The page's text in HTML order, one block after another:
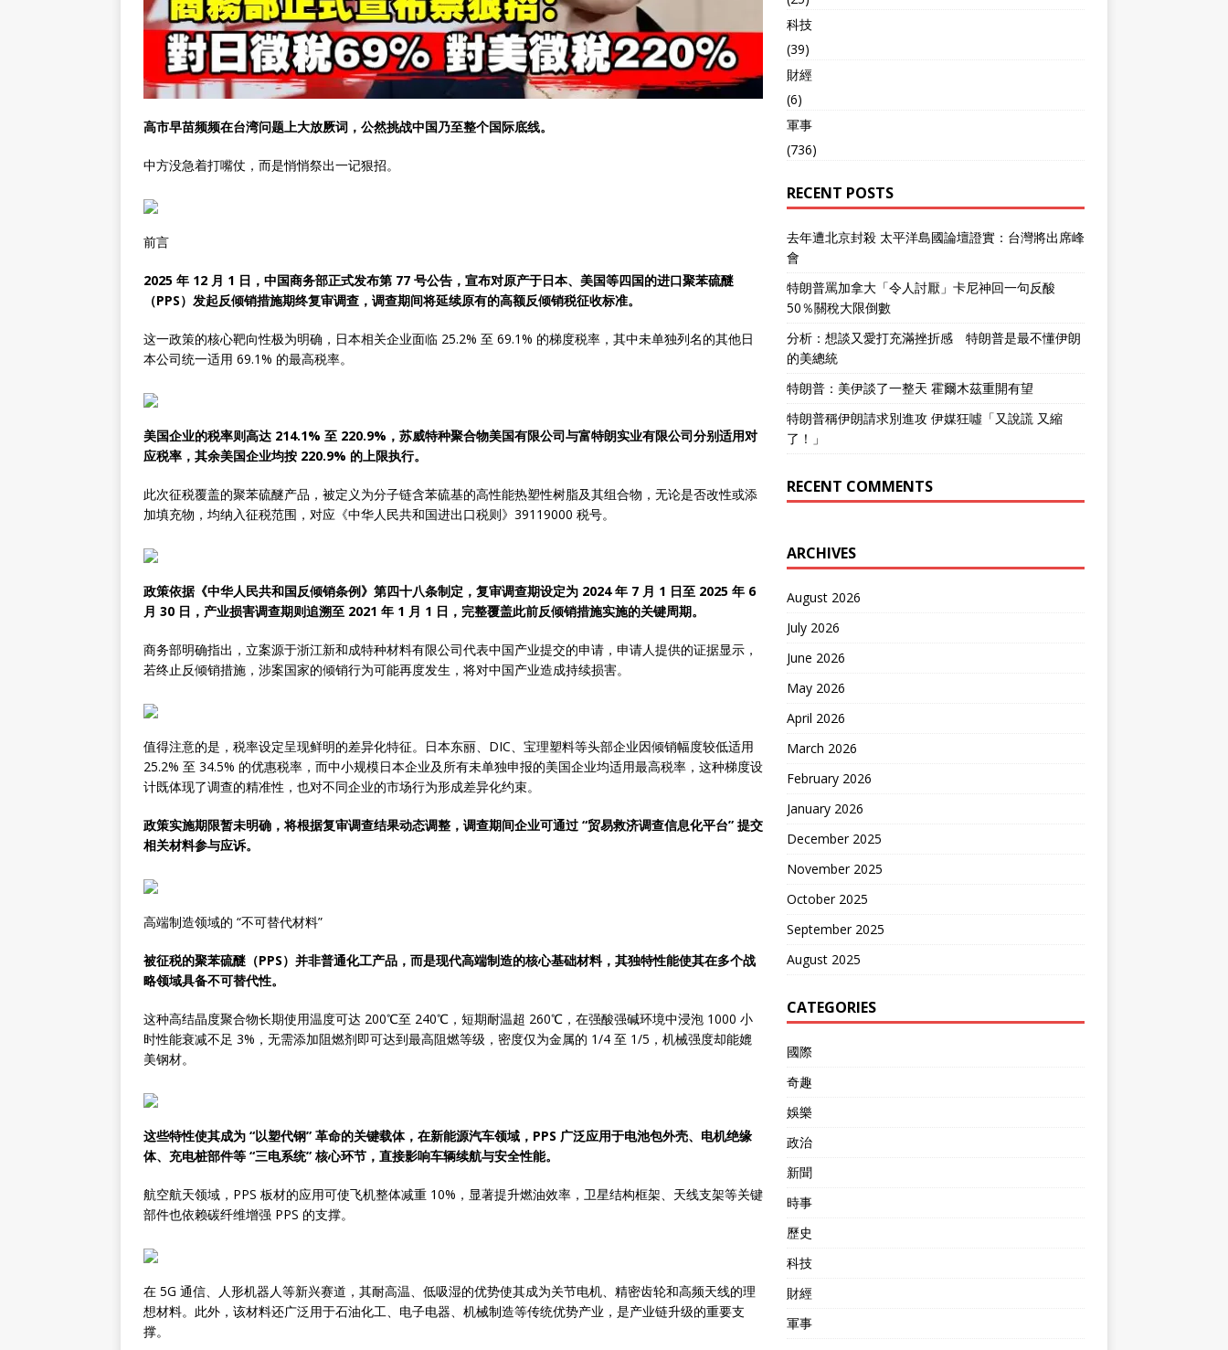
高市早苗频频在台湾问题上大放厥词，公然挑战中国乃至整个国际底线。
中方没急着打嘴仗，而是悄悄祭出一记狠招。
前言
2025 年 12 月 1 日，中国商务部正式发布第 77 号公告，宣布对原产于日本、美国等四国的进口聚苯硫醚
（PPS）发起反倾销措施期终复审调查，调查期间将延续原有的高额反倾销税征收标准。
这一政策的核心靶向性极为明确，日本相关企业面临 25.2% 至 69.1% 的梯度税率，其中未单独列名的其他日
本公司统一适用 69.1% 的最高税率。
美国企业的税率则高达 214.1% 至 220.9%，苏威特种聚合物美国有限公司与富特朗实业有限公司分别适用对
应税率，其余美国企业均按 220.9% 的上限执行。
此次征税覆盖的聚苯硫醚产品，被定义为分子链含苯硫基的高性能热塑性树脂及其组合物，无论是否改性或添
加填充物，均纳入征税范围，对应《中华人民共和国进出口税则》39119000 税号。
政策依据《中华人民共和国反倾销条例》第四十八条制定，复审调查期设定为 2024 年 7 月 1 日至 2025 年 6
月 30 日，产业损害调查期则追溯至 2021 年 1 月 1 日，完整覆盖此前反倾销措施实施的关键周期。
商务部明确指出，立案源于浙江新和成特种材料有限公司代表中国产业提交的申请，申请人提供的证据显示，
若终止反倾销措施，涉案国家的倾销行为可能再度发生，将对中国产业造成持续损害。
值得注意的是，税率设定呈现鲜明的差异化特征。日本东丽、DIC、宝理塑料等头部企业因倾销幅度较低适用
25.2% 至 34.5% 的优惠税率，而中小规模日本企业及所有未单独申报的美国企业均适用最高税率，这种梯度设
计既体现了调查的精准性，也对不同企业的市场行为形成差异化约束。
政策实施期限暂未明确，将根据复审调查结果动态调整，调查期间企业可通过 “贸易救济调查信息化平台” 提交
相关材料参与应诉。
高端制造领域的 “不可替代材料”
被征税的聚苯硫醚（PPS）并非普通化工产品，而是现代高端制造的核心基础材料，其独特性能使其在多个战
略领域具备不可替代性。
这种高结晶度聚合物长期使用温度可达 200℃至 240℃，短期耐温超 260℃，在强酸强碱环境中浸泡 1000 小
时性能衰减不足 3%，无需添加阻燃剂即可达到最高阻燃等级，密度仅为金属的 1/4 至 1/5，机械强度却能媲
美钢材。
这些特性使其成为 “以塑代钢” 革命的关键载体，在新能源汽车领域，PPS 广泛应用于电池包外壳、电机绝缘
体、充电桩部件等 “三电系统” 核心环节，直接影响车辆续航与安全性能。
航空航天领域，PPS 板材的应用可使飞机整体减重 10%，显著提升燃油效率，卫星结构框架、天线支架等关键
部件也依赖碳纤维增强 PPS 的支撑。
在 5G 通信、人形机器人等新兴赛道，其耐高温、低吸湿的优势使其成为关节电机、精密齿轮和高频天线的理
想材料。此外，该材料还广泛用于石油化工、电子电器、机械制造等传统优势产业，是产业链升级的重要支
撑。
科技
(39)
財經
(6)
軍事
(736)
RECENT POSTS
去年遭北京封殺 太平洋島國論壇證實：台灣將出席峰
會
特朗普罵加拿大「令人討厭」卡尼神回一句反酸
50％關稅大限倒數
分析：想談又愛打充滿挫折感 特朗普是最不懂伊朗
的美總統
特朗普：美伊談了一整天 霍爾木茲重開有望
特朗普稱伊朗請求別進攻 伊媒狂噓「又說謊 又縮
了！」
RECENT COMMENTS
ARCHIVES
August 2026
July 2026
June 2026
May 2026
April 2026
March 2026
February 2026
January 2026
December 2025
November 2025
October 2025
September 2025
August 2025
CATEGORIES
國際
奇趣
娛樂
政治
新聞
時事
歷史
科技
財經
軍事